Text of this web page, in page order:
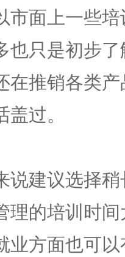
市面上一些
也只是初步
在推销各类
过。
说建议选择
理的培训时
业方面也可